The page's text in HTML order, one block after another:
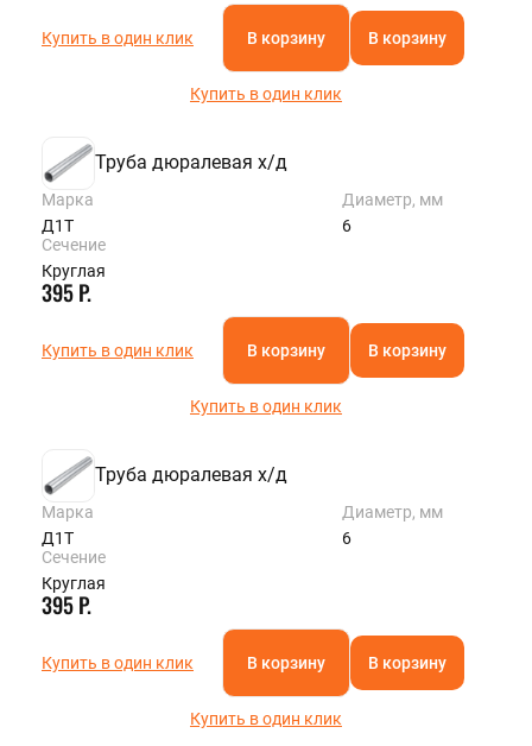
Купить в один клик В корзину В корзину
Купить в один клик
Труба дюралевая х/д
Марка
Д1Т
Диаметр, мм
6
Сечение
Круглая
395 Р.
Купить в один клик В корзину В корзину
Купить в один клик
Труба дюралевая х/д
Марка
Д1Т
Диаметр, мм
6
Сечение
Круглая
395 Р.
Купить в один клик В корзину В корзину
Купить в один клик